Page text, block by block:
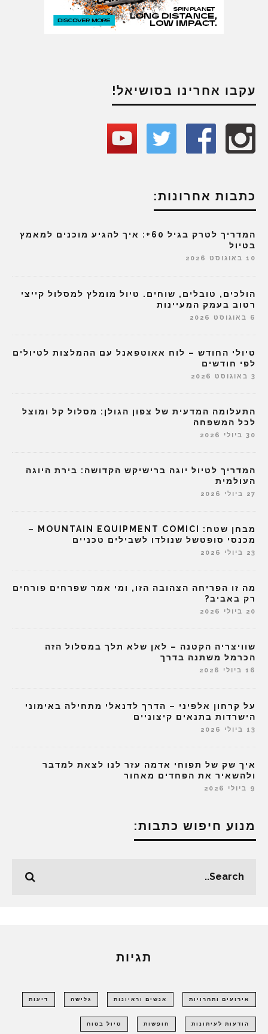
עקבו אחרינו בסושיאל!
כתבות אחרונות:
המדריך לטרק בגיל 60+: איך להגיע מוכנים למאמץ
בטיול
10 באוגוסט 2026
הולכים, טובלים, שוחים. טיול מומלץ למסלול קייצי
רטוב בעמק המעיינות
6 באוגוסט 2026
טיולי החודש – לוח אאוטפאנל עם ההמלצות לטיולים
לפי חודשים
3 באוגוסט 2026
התעלומה המדעית של צפון הגולן: מסלול קל ומוצל
לכל המשפחה
30 ביולי 2026
המדריך לטיול יוגה ברישיקש הקדושה: בירת היוגה
העולמית
27 ביולי 2026
מבחן שטח: MOUNTAIN EQUIPMENT COMICI –
מכנסי סופטשל שנולדו לשבילים טכניים
23 ביולי 2026
מה זו הפריחה הצהובה הזו, ומי אמר שפרחים פורחים
רק באביב?
20 ביולי 2026
שוויצריה הקטנה – לאן שלא תלך במסלול הזה
הכרמל משתנה בדרך
16 ביולי 2026
על קרחון אלפיני – הדרך לדנאלי מתחילה באימוני
הישרדות בתנאים קיצוניים
13 ביולי 2026
איך שק של תפוחי אדמה עזר לנו לצאת למדבר
ולהשאיר את הפחדים מאחור
9 ביולי 2026
מנוע חיפוש כתבות:
תגיות
אירועים ותחרויות אנשים וראיונות גלישה דיעות
הודעות לעיתונות חופשות טיול בטוח